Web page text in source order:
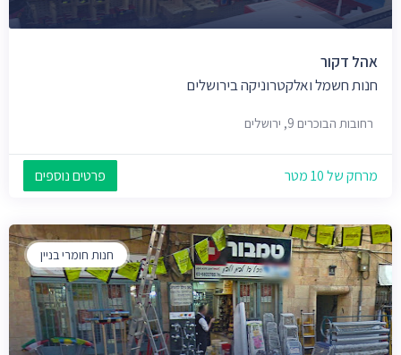
אהל דקור
חנות חשמל ואלקטרוניקה בירושלים
רחובות הבוכרים 9, ירושלים
מרחק של 10 מטר פרטים נוספים
חנות חומרי בניין